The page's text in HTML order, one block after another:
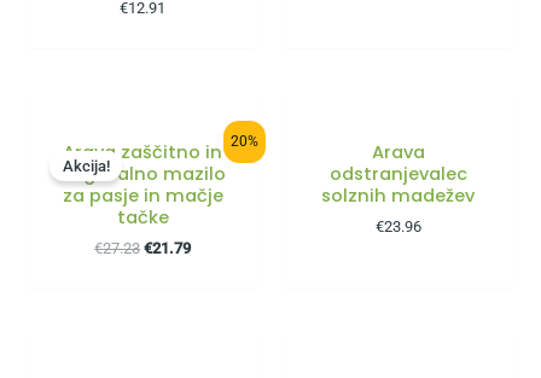
€12.91
20%
Akcija!
Arava zaščitno in
negovalno mazilo
za pasje in mačje
tačke
€27.23 €21.79
Arava
odstranjevalec
solznih madežev
€23.96